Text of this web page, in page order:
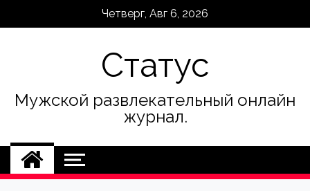
Четверг, Авг 6, 2026
Статус
Мужской развлекательный онлайн
журнал.